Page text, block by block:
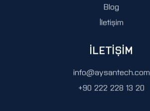
Blog
İletişim
İLETIŞIM
info@aysantech.com
+90 222 228 13 20